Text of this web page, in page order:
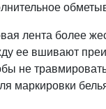
лента более
ее вшивают
не
маркировки